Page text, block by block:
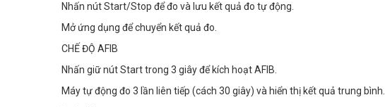
Nhấn nút Start/Stop để đo và lưu kết quả đo tự động.
Mở ứng dụng để chuyển kết quả đo.
CHẾ ĐỘ AFIB
Nhấn giữ nút Start trong 3 giây để kích hoạt AFIB.
Máy tự động đo 3 lần liên tiếp (cách 30 giây) và hiển thị kết quả trung bình.